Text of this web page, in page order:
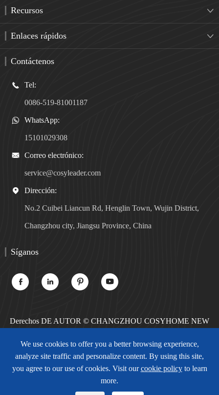
Recursos 
Enlaces rápidos 
Contáctenos
 Tel:
0086-519-81001187
 WhatsApp:
15101029308
 Correo electrónico:
service@cosyleader.com
 Dirección:
No.2 Cuibei Liancun Rd, Henglin Town, Wujin District,
Changzhou city, Jiangsu Province, China
Síganos
   
Derechos DE AUTOR © CHANGZHOU COSYHOME NEW
reservados.
Sitemap
Política de privacidad
We use cookies to offer you a better browsing experience,
analyze site traffic and personalize content. By using this site,
you agree to our use of cookies. Visit ourcookie policyto learn
more.